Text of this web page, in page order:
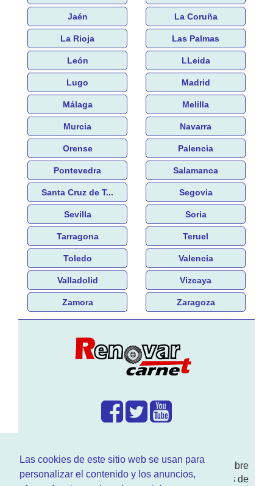
Las cookies de este sitio web se usan para
personalizar el contenido y los anuncios,
Jaén La Coruña
La Rioja Las Palmas
León LLeida
Lugo Madrid
Málaga Melilla
Murcia Navarra
Orense Palencia
Pontevedra Salamanca
Santa Cruz de T... Segovia
Sevilla Soria
Tarragona Teruel
Toledo Valencia
Valladolid Vizcaya
Zamora Zaragoza
Enwww.RenovarCarnet.comTe contamos sobre
larenovación del permisode conducir, noticias de